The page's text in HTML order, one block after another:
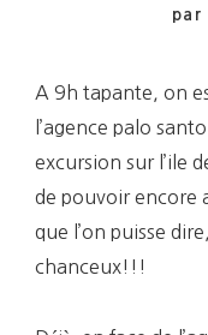
par
A 9h tapante, on
l’agence palo
excursion sur l’ile
de pouvoir encore
que l’on puisse
chanceux!!!